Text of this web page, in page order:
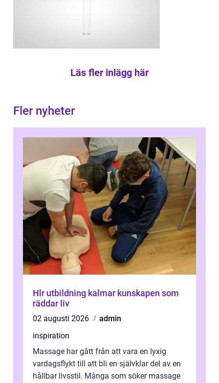
Läs fler inlägg här
Fler nyheter
Hlr utbildning kalmar kunskapen som
räddar liv
02 augusti 2026
admin
inspiration
Massage har gått från att vara en lyxig
vardagsflykt till att bli en självklar del av en
hållbar livsstil. Många som söker massage